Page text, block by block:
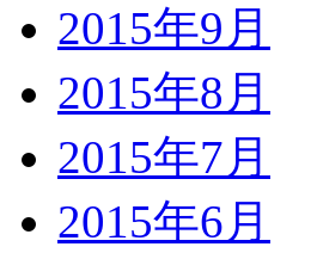
2015年9月
2015年8月
2015年7月
2015年6月